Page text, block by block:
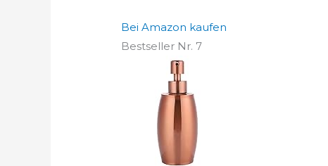
Bei Amazon kaufen
Bestseller Nr. 7